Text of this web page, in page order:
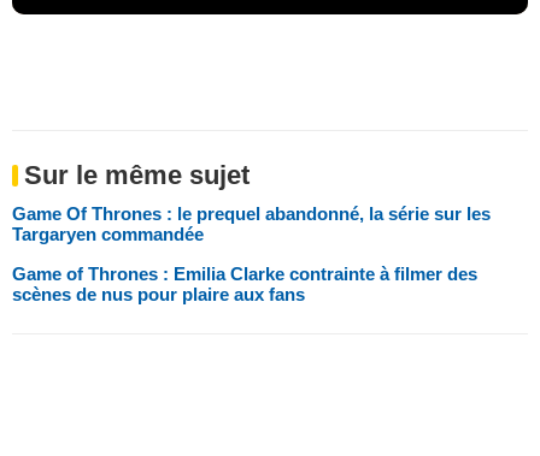
Sur le même sujet
Game Of Thrones : le prequel abandonné, la série sur les
Targaryen commandée
Game of Thrones : Emilia Clarke contrainte à filmer des
scènes de nus pour plaire aux fans